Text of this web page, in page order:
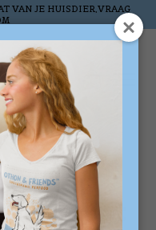
VAN JE HUISDIER,VRAAG
Verlanglijst
met